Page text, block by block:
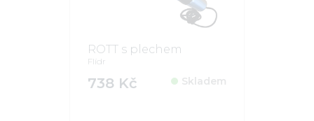
ROTT s plechem
Flídr
738 Kč Skladem